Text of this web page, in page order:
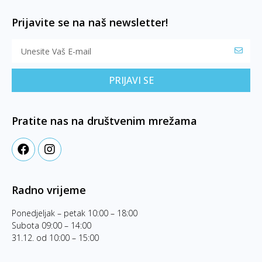
Prijavite se na naš newsletter!
PRIJAVI SE
Pratite nas na društvenim mrežama
Radno vrijeme
Ponedjeljak – petak 10:00 – 18:00
Subota 09:00 – 14:00
31.12. od 10:00 – 15:00